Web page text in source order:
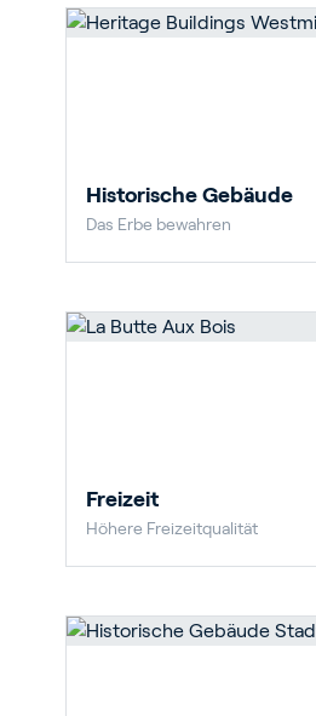
Historische Gebäude
Das Erbe bewahren
Freizeit
Höhere Freizeitqualität